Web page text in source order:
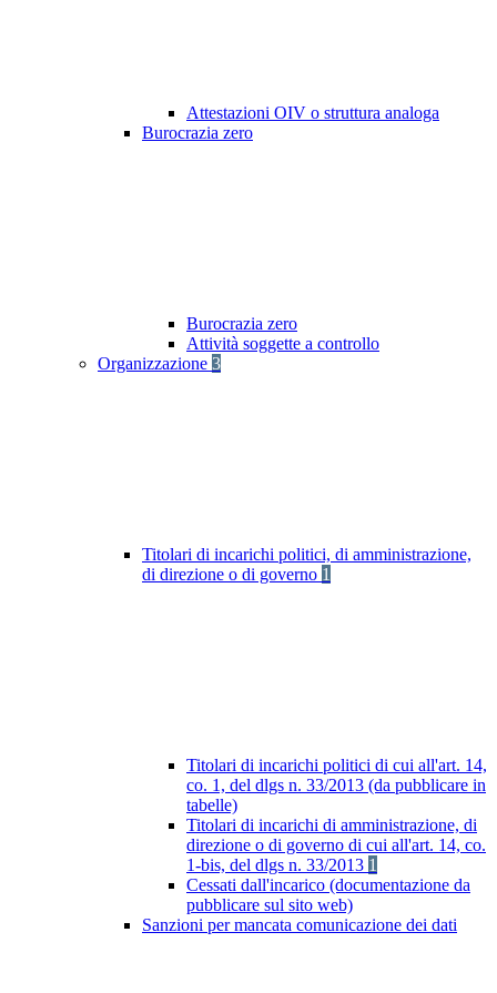
Attestazioni OIV o struttura analoga
Burocrazia zero
Burocrazia zero
Attività soggette a controllo
Organizzazione 3
Titolari di incarichi politici, di amministrazione,
di direzione o di governo 1
Titolari di incarichi politici di cui all'art. 14,
co. 1, del dlgs n. 33/2013 (da pubblicare in
tabelle)
Titolari di incarichi di amministrazione, di
direzione o di governo di cui all'art. 14, co.
1-bis, del dlgs n. 33/2013 1
Cessati dall'incarico (documentazione da
pubblicare sul sito web)
Sanzioni per mancata comunicazione dei dati